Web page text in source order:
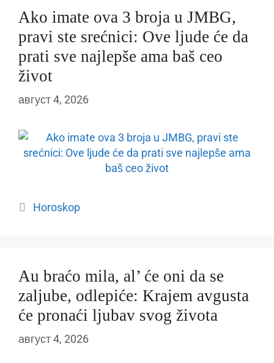
Ako imate ova 3 broja u JMBG,
pravi ste srećnici: Ove ljude će da
prati sve najlepše ama baš ceo
život
август 4, 2026
Categories
Horoskop
Au braćo mila, al’ će oni da se
zaljube, odlepiće: Krajem avgusta
će pronaći ljubav svog života
август 4, 2026